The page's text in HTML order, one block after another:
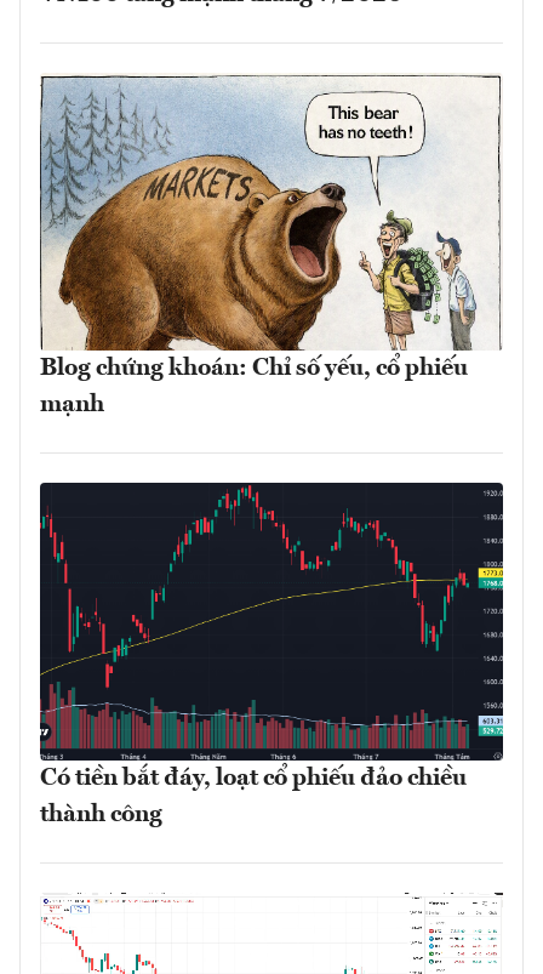
Blog chứng khoán: Chỉ số yếu, cổ phiếu
mạnh
Có tiền bắt đáy, loạt cổ phiếu đảo chiều
thành công